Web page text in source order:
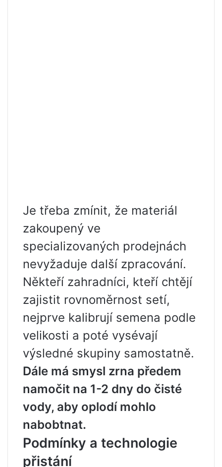
Je třeba zmínit, že materiál
zakoupený ve
specializovaných prodejnách
nevyžaduje další zpracování.
Někteří zahradníci, kteří chtějí
zajistit rovnoměrnost setí,
nejprve kalibrují semena podle
velikosti a poté vysévají
výsledné skupiny samostatně.
Dále má smysl zrna předem
namočit na 1-2 dny do čisté
vody, aby oplodí mohlo
nabobtnat.
Podmínky a technologie
přistání